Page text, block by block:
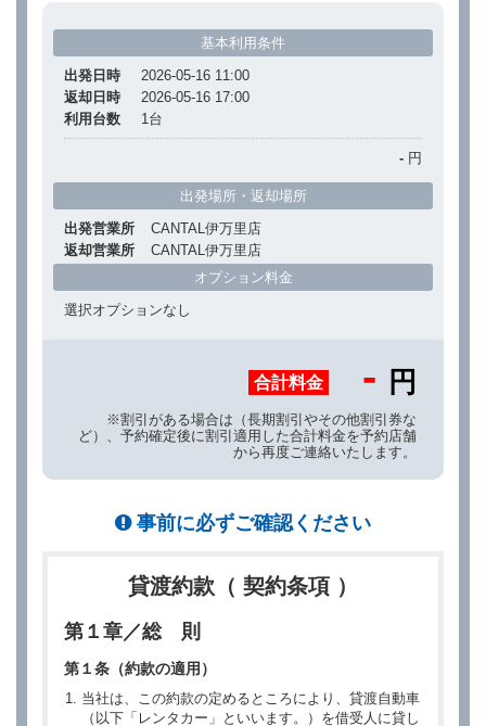
基本利用条件
出発日時
2026-05-16 11:00
返却日時
2026-05-16 17:00
利用台数
1 台
- 円
出発場所・返却場所
出発営業所
CANTAL伊万里店
返却営業所
CANTAL伊万里店
オプション料金
選択オプションなし
合計料金 - 円
※割引がある場合は（長期割引やその他割引券な
ど）、予約確定後に割引適用した合計料金を予約店舗
から再度ご連絡いたします。
事前に必ずご確認ください
貸渡約款（ 契約条項 ）
第１章／総 則
第１条（約款の適用）
当社は、この約款の定めるところにより、貸渡自動車
（以下「レンタカー」といいます。）を借受人に貸し